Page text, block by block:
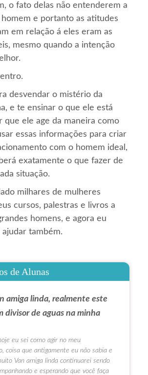
o fato delas não entenderem a
e portanto as atitudes
em relação á eles eram as
mesmo quando a intenção
desvendar o mistério da
e te ensinar o que ele está
que ele age da maneira como
essas informações para criar
com o homem ideal,
exatamente o que fazer de
situação.
milhares de mulheres
cursos, palestras e livros a
homens, e agora eu
também.
de Alunas
amiga linda, realmente este
divisor de aguas na minha
eu sei como agir no meu
coisa que antigamente eu não sabia e
Van amiga linda continuarei sendo
e esperando que você faça